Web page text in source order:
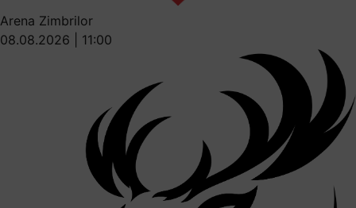
Arena Zimbrilor
08.08.2026 | 11:00